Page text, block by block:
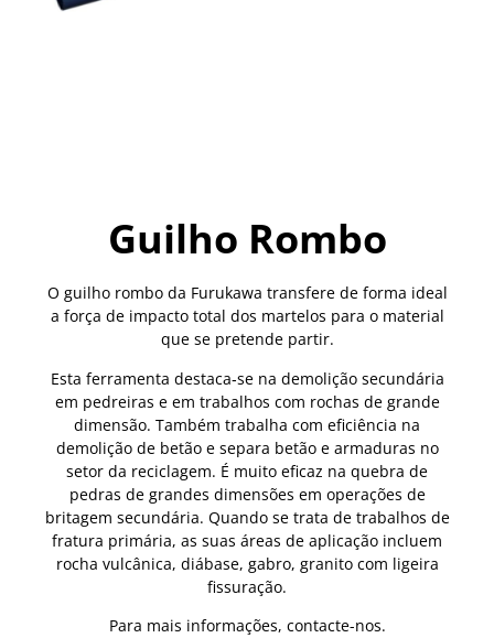
Guilho Rombo
O guilho rombo da Furukawa transfere de forma ideal
a força de impacto total dos martelos para o material
que se pretende partir.
Esta ferramenta destaca‑se na demolição secundária
em pedreiras e em trabalhos com rochas de grande
dimensão. Também trabalha com eficiência na
demolição de betão e separa betão e armaduras no
setor da reciclagem. É muito eficaz na quebra de
pedras de grandes dimensões em operações de
britagem secundária. Quando se trata de trabalhos de
fratura primária, as suas áreas de aplicação incluem
rocha vulcânica, diábase, gabro, granito com ligeira
fissuração.
Para mais informações, contacte-nos.